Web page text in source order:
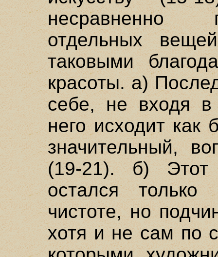
несравненно
отдельных
таковыми
красоты. а)
себе, не входя
него исходит как
значительный,
(19-21). б) Этот
остался
чистоте, но
хотя и не сам по